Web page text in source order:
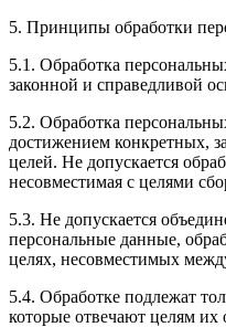
5. Принципы обработки
5.1. Обработка
законной и справедливой
5.2. Обработка
достижением конкретных,
целей. Не допускается
несовместимая с целями
5.3. Не допускается
персональные данные,
целях, несовместимых
5.4. Обработке подлежат
которые отвечают целям их